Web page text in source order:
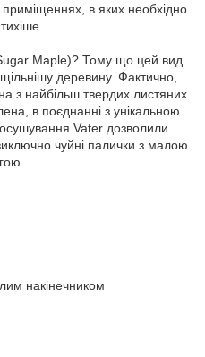
в яких необхідно
Maple)? Тому що цей вид
деревину. Фактично,
з найбільш твердих листяних
в поєднанні з унікальною
Vater дозволили
чуйні палички з малою
накінечником